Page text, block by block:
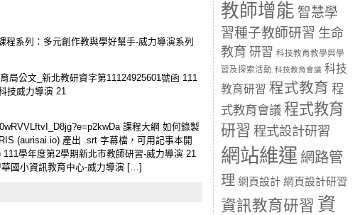
系列：多元創作教與學好幫手-威力導演系列
局公文_新北教研資字第11124925601號函 111
技威力導演 21
課程大綱 如何錄製
(aurisai.io) 產出 .srt 字幕檔，可用記事本開
學年度第2學期新北市教師研習-威力導演 21
華國小資訊教育中心-威力導演 […]
教師增能 智慧學
習種子教師研習 生命
教育 研習 科技教育教學與學
習及探索活動 科技教育會議 科技
教育研習 程式教育 程
式教育會議 程式教育
研習 程式設計研習
網站維運 網路管
理 網頁設計 網頁設計研習
資訊教育研習 資